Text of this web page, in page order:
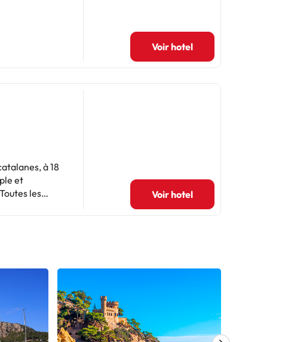
Voir hotel
à 18
et
les
air et
une petite
des
de
Voir hotel